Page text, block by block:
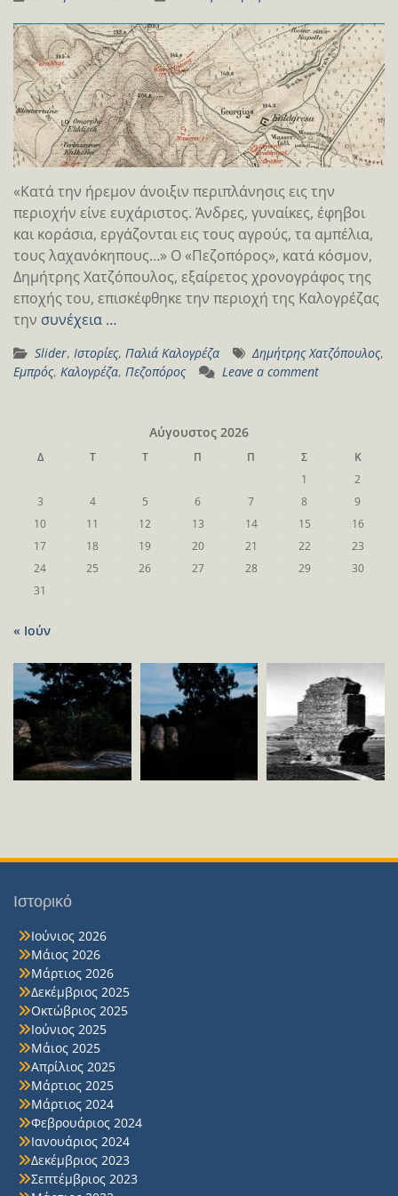
«Κατά την ήρεμον άνοιξιν περιπλάνησις εις την
περιοχήν είνε ευχάριστος. Άνδρες, γυναίκες, έφηβοι
και κοράσια, εργάζονται εις τους αγρούς, τα αμπέλια,
τους λαχανόκηπους…» Ο «Πεζοπόρος», κατά κόσμον,
Δημήτρης Χατζόπουλος, εξαίρετος χρονογράφος της
εποχής του, επισκέφθηκε την περιοχή της Καλογρέζας
την συνέχεια …
Slider, Ιστορίες, Παλιά Καλογρέζα Δημήτρης Χατζόπουλος,
Εμπρός, Καλογρέζα, Πεζοπόρος Leave a comment
Αύγουστος 2026
Δ Τ Τ Π Π Σ
Κ
1
2
3
4 5 6 7 8
9
10
11 12 13 14 15
16
17
18 19 20 21 22
23
24
25 26 27 28 29
30
31
« Ιούν
Ιστορικό
Ιούνιος 2026
Μάιος 2026
Μάρτιος 2026
Δεκέμβριος 2025
Οκτώβριος 2025
Ιούνιος 2025
Μάιος 2025
Απρίλιος 2025
Μάρτιος 2025
Μάρτιος 2024
Φεβρουάριος 2024
Ιανουάριος 2024
Δεκέμβριος 2023
Σεπτέμβριος 2023